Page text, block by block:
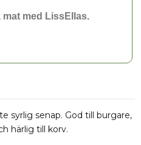
mat med LissEllas.
27 samt V.32-33
från oss till kund.
syrlig senap. God till burgare,
härlig till korv.